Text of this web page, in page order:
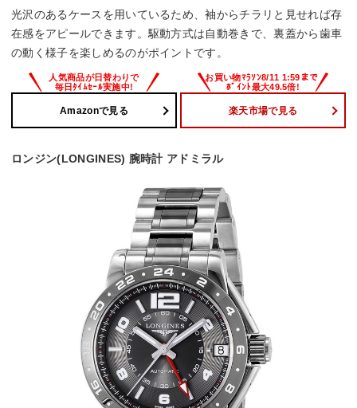
光沢のあるケースを用いているため、袖からチラリと見せれば存
在感をアピールできます。駆動方式は自動巻きで、裏蓋から歯車
の動く様子を楽しめるのがポイントです。
Amazonで見る 楽天市場で見る
ロンジン(LONGINES) 腕時計 アドミラル